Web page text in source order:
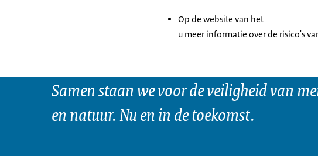
Op de website van het
u meer informatie over de risico's
Samen staan we voor de veiligheid van
en natuur. Nu en in de toekomst.